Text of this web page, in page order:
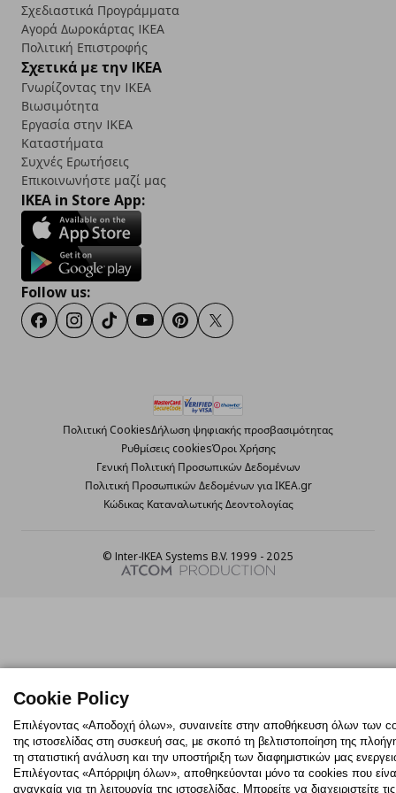
Σχεδιαστικά Προγράμματα
Αγορά Δωρoκάρτας IKEA
Πολιτική Επιστροφής
Σχετικά με την IKEA
Γνωρίζοντας την IKEA
Βιωσιμότητα
Εργασία στην IKEA
Καταστήματα
Συχνές Ερωτήσεις
Επικοινωνήστε μαζί μας
IKEA in Store App:
Follow us:
FacebookInstagram
TikTokYoutubePinterestTwitter
Πολιτική CookiesΔήλωση ψηφιακής προσβασιμότητας
Ρυθμίσεις cookiesΌροι Χρήσης
Γενική Πολιτική Προσωπικών Δεδομένων
Πολιτική Προσωπικών Δεδομένων για ΙΚΕΑ.gr
Κώδικας Καταναλωτικής Δεοντολογίας
© Inter-IKEA Systems B.V. 1999 - 2025
Cookie Policy
Επιλέγοντας «Αποδοχή όλων», συναινείτε στην αποθήκευση όλων των
της ιστοσελίδας στη συσκευή σας, με σκοπό τη βελτιστοποίηση της
τη στατιστική ανάλυση και την υποστήριξη των διαφημιστικών μας
Επιλέγοντας «Απόρριψη όλων», αποθηκεύονται μόνο τα cookies που
αναγκαία για τη λειτουργία της ιστοσελίδας. Μπορείτε να διαχειριστείτε τις